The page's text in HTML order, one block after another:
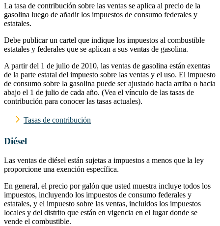
La tasa de contribución sobre las ventas se aplica al precio de la
gasolina luego de añadir los impuestos de consumo federales y
estatales.
Debe publicar un cartel que indique los impuestos al combustible
estatales y federales que se aplican a sus ventas de gasolina.
A partir del 1 de julio de 2010, las ventas de gasolina están exentas
de la parte estatal del impuesto sobre las ventas y el uso. El impuesto
de consumo sobre la gasolina puede ser ajustado hacia arriba o hacia
abajo el 1 de julio de cada año. (Vea el vínculo de las tasas de
contribución para conocer las tasas actuales).
Tasas de contribución
Diésel
Las ventas de diésel están sujetas a impuestos a menos que la ley
proporcione una exención específica.
En general, el precio por galón que usted muestra incluye todos los
impuestos, incluyendo los impuestos de consumo federales y
estatales, y el impuesto sobre las ventas, incluidos los impuestos
locales y del distrito que están en vigencia en el lugar donde se
vende el combustible.